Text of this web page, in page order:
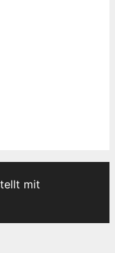
mit